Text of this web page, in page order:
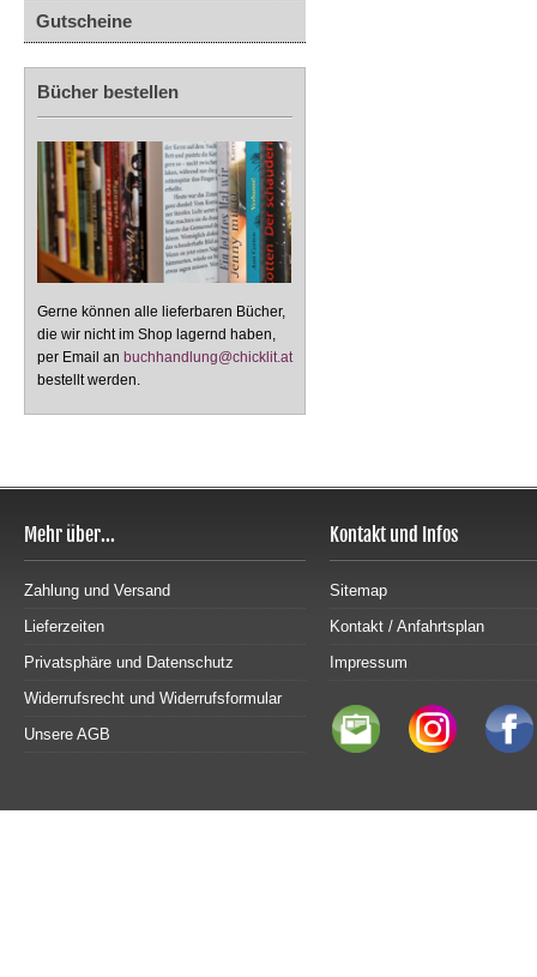
Gutscheine
Bücher bestellen
Gerne können alle lieferbaren Bücher,
die wir nicht im Shop lagernd haben,
per Email an buchhandlung@chicklit.at
bestellt werden.
Mehr über...
Zahlung und Versand
Lieferzeiten
Privatsphäre und Datenschutz
Widerrufsrecht und Widerrufsformular
Unsere AGB
Kontakt und Infos
Sitemap
Kontakt / Anfahrtsplan
Impressum